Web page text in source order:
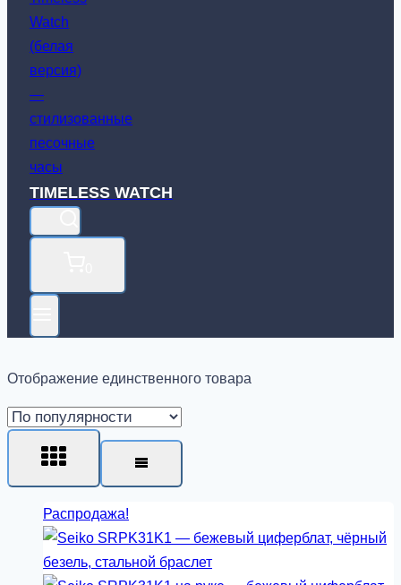
TIMELESS WATCH
Отображение единственного товара
Распродажа!